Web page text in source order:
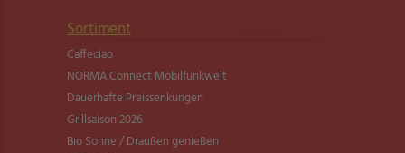
Sortiment
Caffeciao
NORMA Connect Mobilfunkwelt
Dauerhafte Preissenkungen
Grillsaison 2026
Bio Sonne / Draußen genießen